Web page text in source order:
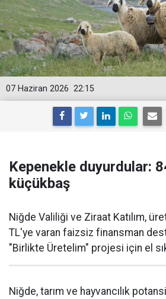
22:15
07 Haziran 2026
Kepenekle duyurdular:
küçükbaş
Niğde Valiliği ve Ziraat Katılım,
TL'ye varan faizsiz finansman
"Birlikte Üretelim" projesi için el
Niğde, tarım ve hayvancılık